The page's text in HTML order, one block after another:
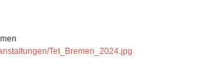
Tet_Bremen_2024.jpg